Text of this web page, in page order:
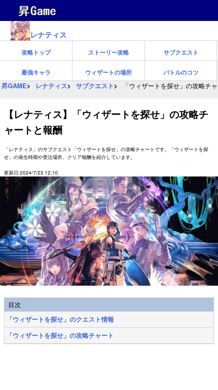
レナティス
攻略トップ ストーリー攻略 サブクエスト
最強キャラ ウィザートの場所 バトルのコツ
昇GAME レナティス サブクエスト 「ウィザートを探せ」の攻略チ
【レナティス】「ウィザートを探せ」の攻略チ
ャートと報酬
「レナティス」のサブクエスト「ウィザートを探せ」の攻略チャートです。「ウィザートを探
せ」の発生時期や受注場所、クリア報酬を紹介しています。
更新日:2024/7/23 12:10
目次
「ウィザートを探せ」のクエスト情報
「ウィザートを探せ」の攻略チャート